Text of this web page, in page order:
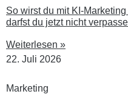
So wirst du mit KI-
darfst du jetzt nicht
Weiterlesen »
22. Juli 2026
Marketing